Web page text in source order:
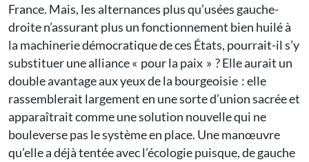
France. Mais, les alternances plus qu’usées gauche-
droite n’assurant plus un fonctionnement bien huilé à
la machinerie démocratique de ces États, pourrait-il s’y
substituer une alliance « pour la paix » ? Elle aurait un
double avantage aux yeux de la bourgeoisie : elle
rassemblerait largement en une sorte d’union sacrée et
apparaîtrait comme une solution nouvelle qui ne
bouleverse pas le système en place. Une manœuvre
qu’elle a déjà tentée avec l’écologie puisque, de gauche